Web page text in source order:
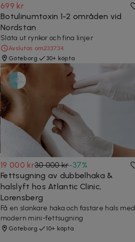
699 kr
Botulinumtoxin 1-2 områden vid
Nordstan
Släta ut rynkor och fina linjer
Avslutas om23:37:33
Göteborg
30+ köpta
19 000 kr30 000 kr-37%
Fettsugning av dubbelhaka &
halslyft hos Atlantic Clinic,
Lorensberg
Få en slankare haka och fastare hals med
modern mini-fettsugning
Göteborg 10+ köpta